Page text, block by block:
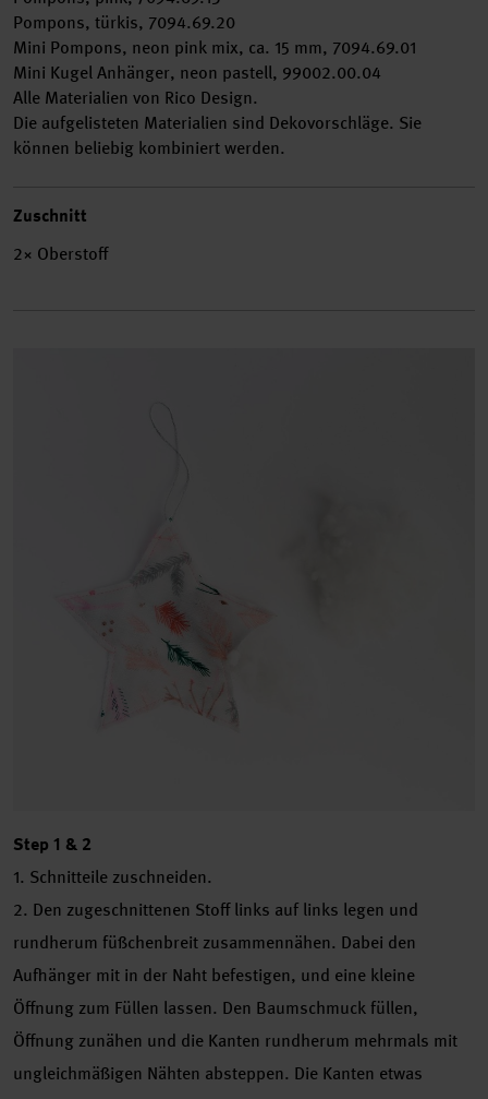
Pompons, türkis, 7094.69.20
Mini Pompons, neon pink mix, ca. 15 mm, 7094.69.01
Mini Kugel Anhänger, neon pastell, 99002.00.04
Alle Materialien von Rico Design.
Die aufgelisteten Materialien sind Dekovorschläge. Sie
können beliebig kombiniert werden.
Zuschnitt
2× Oberstoff
Step 1 & 2
1. Schnitteile zuschneiden.
2. Den zugeschnittenen Stoff links auf links legen und
rundherum füßchenbreit zusammennähen. Dabei den
Aufhänger mit in der Naht befestigen, und eine kleine
Öffnung zum Füllen lassen. Den Baumschmuck füllen,
Öffnung zunähen und die Kanten rundherum mehrmals mit
ungleichmäßigen Nähten absteppen. Die Kanten etwas